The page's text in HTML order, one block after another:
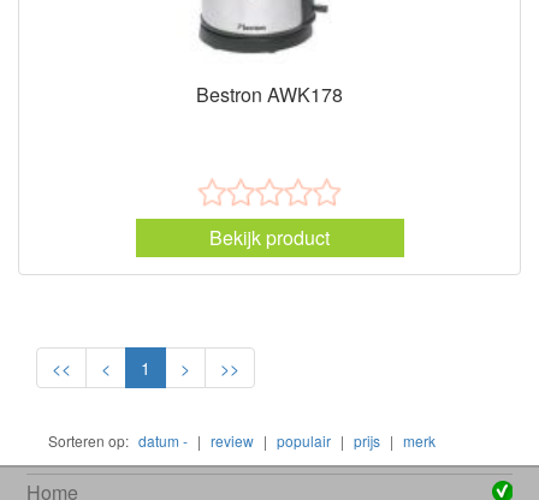
Bestron AWK178
Bekijk product
<< < 1 > >>
Sorteren op: datum - | review | populair | prijs | merk
Home